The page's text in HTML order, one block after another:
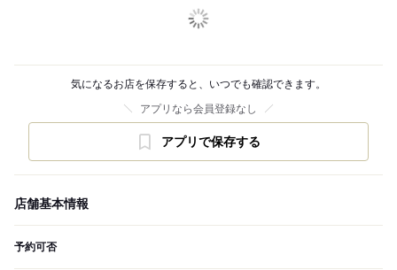
気になるお店を保存すると、いつでも確認できます。
アプリなら会員登録なし
アプリで保存する
店舗基本情報
予約可否